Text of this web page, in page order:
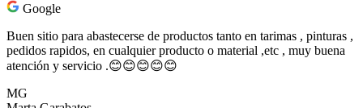
Google
Buen sitio para abastecerse de productos tanto en tarimas , pinturas ,
pedidos rapidos, en cualquier producto o material ,etc , muy buena
atención y servicio .😊😊😊😊😊
MG